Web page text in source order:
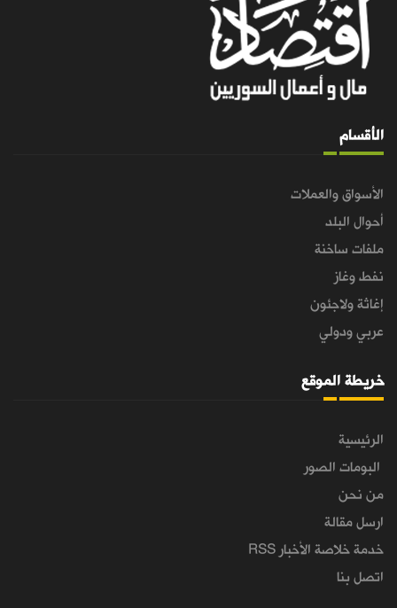
الأقسام
الأسواق والعملات
أحوال البلد
ملفات ساخنة
نفط وغاز
إغاثة ولاجئون
عربي ودولي
خريطة الموقع
الرئيسية
البومات الصور
من نحن
ارسل مقالة
خدمة خلاصة الأخبار RSS
اتصل بنا